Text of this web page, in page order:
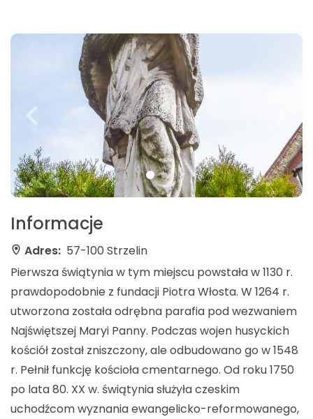
Informacje
Adres: 57-100 Strzelin
Pierwsza świątynia w tym miejscu powstała w 1130 r.
prawdopodobnie z fundacji Piotra Włosta. W 1264 r.
utworzona została odrębna parafia pod wezwaniem
Najświętszej Maryi Panny. Podczas wojen husyckich
kościół został zniszczony, ale odbudowano go w 1548
r. Pełnił funkcję kościoła cmentarnego. Od roku 1750
po lata 80. XX w. świątynia służyła czeskim
uchodźcom wyznania ewangelicko-reformowanego,